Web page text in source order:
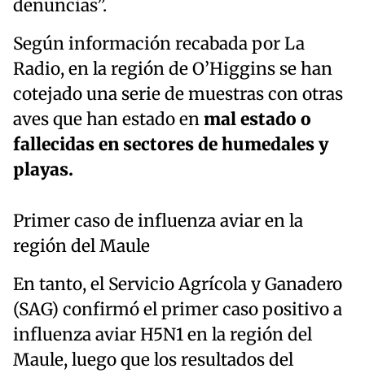
denuncias”.
Según información recabada por La
Radio, en la región de O’Higgins se han
cotejado una serie de muestras con otras
aves que han estado enmal estado o
fallecidas en sectores de humedales y
playas.
Primer caso de influenza aviar en la
región del Maule
En tanto, el Servicio Agrícola y Ganadero
(SAG) confirmó el primer caso positivo a
influenza aviar H5N1 en la región del
Maule, luego que los resultados del